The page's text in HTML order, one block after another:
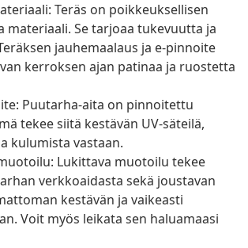
Teräs on poikkeuksellisen
materiaali. Se tarjoaa tukevuutta ja
jauhemaalaus ja e-pinnoite
kerroksen ajan patinaa ja ruostetta
Puutarha-aita on pinnoitettu
tekee siitä kestävän UV-säteilä,
kulumista vastaan.
Lukittava muotoilu tekee
verkkoaidasta sekä joustavan
kestävän ja vaikeasti
Voit myös leikata sen haluamaasi